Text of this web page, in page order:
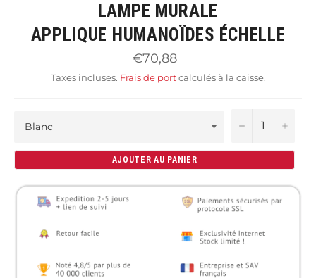
LAMPE MURALE
APPLIQUE HUMANOÏDES ÉCHELLE
Prix
régulier
€70,88
Taxes incluses. Frais de portcalculés à la caisse.
− +
AJOUTER AU PANIER